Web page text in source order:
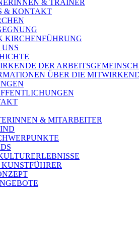
& TRAINER
& KONTAKT
KIRCHENFÜHRUNG
UNS
DER
ÜBER DIE
& MITARBEITER